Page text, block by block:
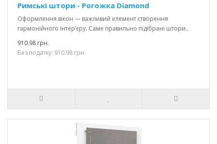
Римські штори - Рогожка Diamond
Оформлення вікон — важливий елемент створення
гармонійного інтер’єру. Саме правильно підібрані штори..
910.98 грн.
Без податку: 910.98 грн.